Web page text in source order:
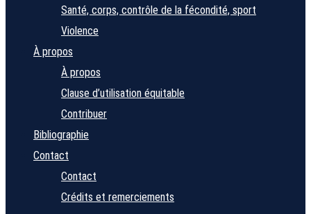
Santé, corps, contrôle de la fécondité, sport
Violence
À propos
À propos
Clause d’utilisation équitable
Contribuer
Bibliographie
Contact
Contact
Crédits et remerciements